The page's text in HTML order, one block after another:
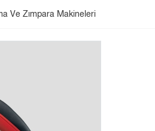
Ve Zımpara Makineleri